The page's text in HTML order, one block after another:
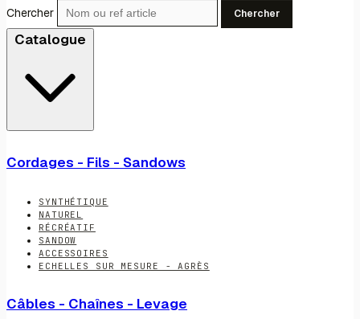
Chercher Chercher
Catalogue
Cordages - Fils - Sandows
SYNTHÉTIQUE
NATUREL
RÉCRÉATIF
SANDOW
ACCESSOIRES
ECHELLES SUR MESURE - AGRÈS
Câbles - Chaînes - Levage